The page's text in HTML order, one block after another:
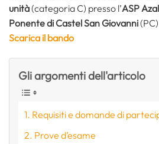
unità(categoria C) presso l’ASP
Ponente di Castel San Giovanni(PC)
Scarica il bando
Gli argomenti dell'articolo
Requisiti e domande di
Prove d’esame